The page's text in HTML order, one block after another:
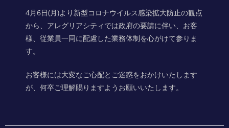
4月6日(月)より新型コロナウイルス感染拡大防止の観点
から、アレグリアシティでは政府の要請に伴い、お客
様、従業員一同に配慮した業務体制を心がけて参りま
す。
お客様には大変なご心配とご迷惑をおかけいたします
が、何卒ご理解賜りますようお願いいたします。